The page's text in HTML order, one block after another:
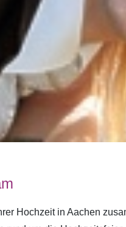
Hochzeit in Aachen